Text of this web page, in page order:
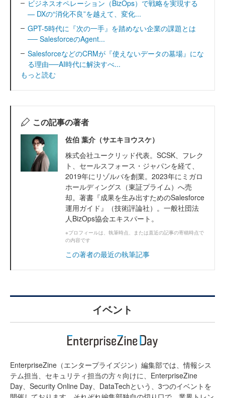
ビジネスオペレーション（BizOps）で戦略を実現する
— DXの“消化不良”を越えて、変化...
GPT-5時代に『次の一手』を踏めない企業の課題とは
── SalesforceのAgent...
SalesforceなどのCRMが『使えないデータの墓場』にな
る理由──AI時代に解決すべ...
もっと読む
この記事の著者
佐伯 葉介（サエキヨウスケ）
株式会社ユークリッド代表。SCSK、フレク
ト、セールスフォース・ジャパンを経て、
2019年にリゾルバを創業。2023年にミガロ
ホールディングス（東証プライム）へ売
却。著書『成果を生み出すためのSalesforce
運用ガイド』（技術評論社）。一般社団法
人BizOps協会エキスパート。
※プロフィールは、執筆時点、または直近の記事の寄稿時点で
の内容です
この著者の最近の執筆記事
イベント
EnterpriseZine（エンタープライズジン）編集部では、情報シス
テム担当、セキュリティ担当の方々向けに、EnterpriseZine
Day、Security Online Day、DataTechという、3つのイベントを